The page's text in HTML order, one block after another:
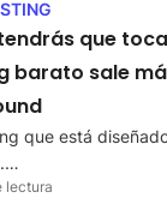
que
barato sale
que está
lectura